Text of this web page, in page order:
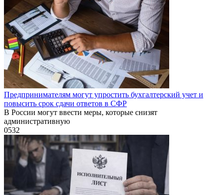
Предпринимателям могут упростить бухгалтерский учет и
повысить срок сдачи ответов в СФР
В России могут ввести меры, которые снизят
административную
0532